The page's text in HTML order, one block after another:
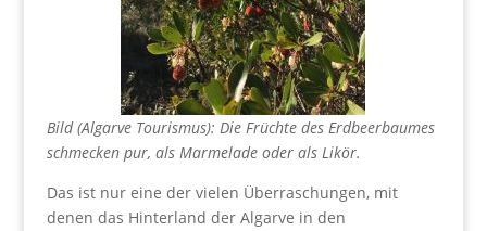
Bild (Algarve Tourismus): Die Früchte des Erdbeerbaumes
schmecken pur, als Marmelade oder als Likör.
Das ist nur eine der vielen Überraschungen, mit
denen das Hinterland der Algarve in den